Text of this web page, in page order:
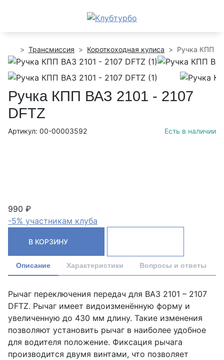
Трансмиссия Короткоходная кулиса Ручка КПП
Ручка КПП ВАЗ 2101 - 2107
DFTZ
Артикул: 00-00003592 Есть в наличии
990 ₽
-5% участникам клуба
В КОРЗИНУ
Описание Характеристики Вопросы и ответы
Рычаг переключения передач для ВАЗ 2101 – 2107
DFTZ. Рычаг имеет видоизменённую форму и
увеличенную до 430 мм длину. Такие изменения
позволяют установить рычаг в наиболее удобное
для водителя положение. Фиксация рычага
производится двумя винтами, что позволяет